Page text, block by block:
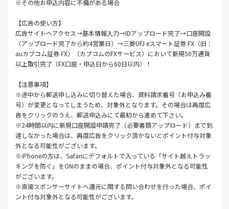
※その他お申込内容に不備がある場合
【広告の使い方】
広告サイトへアクセス→基本情報入力→IDアップロード完了→口座開設
（アップロード完了から約4営業日）→三菱UFJ eスマート証券 FX（旧：
auカブコム証券 FX）（カブコムのFXサービス）において新規50万通貨
以上取引完了（FX口座・申込日から60日以内）！
【注意事項】
※途中から郵送申し込みに切り替えた場合、資料請求番号（お申込み番
号）が変更となってしまうため、対象外となります。その場合は再度広
告をクリックのうえ、郵送申込みにて最初から進めて下さい。
※24時間以内に新規口座開設申請完了（必要書類アップロード）まで到
達しなかった場合は、再度広告をクリック頂かないとポイント付与対象
外となる可能性がございます。
※iPhoneの方は、Safariにデフォルトで入っている「サイト越えトラッ
キングを防ぐ」をONのままの場合、ポイント付与対象外となる可能性
がございます。
※直接スポンサーサイトへ還元に関する問い合わせを行った場合、ポイ
ント付与対象外となる可能性がございます。